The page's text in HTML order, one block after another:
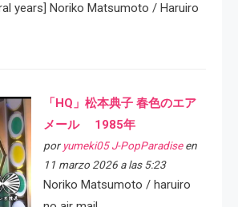
years] Noriko Matsumoto / Haruiro
「HQ」松本典子 春色のエア
メール 1985年
por yumeki05 J-PopParadiseen
11 marzo 2026 a las 5:23
Noriko Matsumoto / haruiro